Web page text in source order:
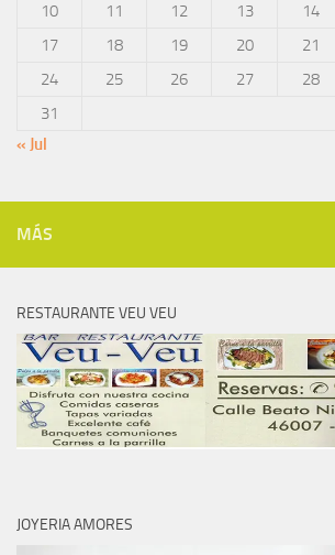
10
11 12 13 14
17
18 19 20 21
24
25 26 27 28
31
« Jul
MÁS
RESTAURANTE VEU VEU
JOYERIA AMORES